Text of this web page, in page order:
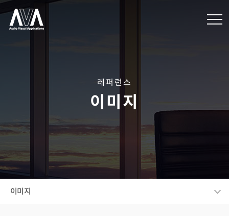
레퍼런스
이미지
이미지